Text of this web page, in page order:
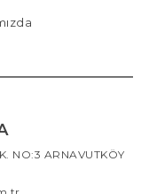
NO:3 ARNAVUTKÖY